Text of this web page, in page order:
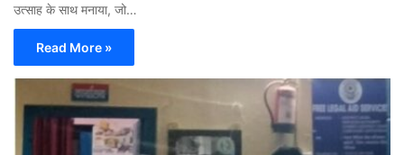
उत्साह के साथ मनाया, जो…
Read More »